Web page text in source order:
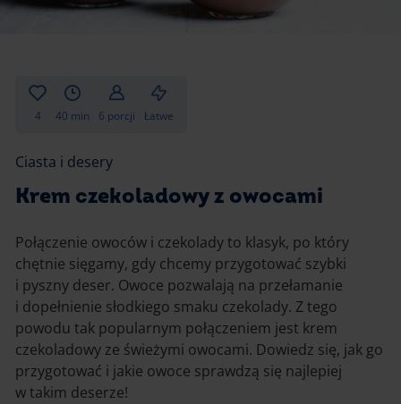
Zupy i kremy
Inne
Ciasta i desery
Napoje i koktajle
Gotowanie
Desery i przekąski
4 40 min 6 porcji Łatwe
Ciasta i desery
Krem czekoladowy z owocami
Połączenie owoców i czekolady to klasyk, po który
chętnie sięgamy, gdy chcemy przygotować szybki
i pyszny deser. Owoce pozwalają na przełamanie
i dopełnienie słodkiego smaku czekolady. Z tego
powodu tak popularnym połączeniem jest krem
czekoladowy ze świeżymi owocami. Dowiedz się, jak go
przygotować i jakie owoce sprawdzą się najlepiej
w takim deserze!